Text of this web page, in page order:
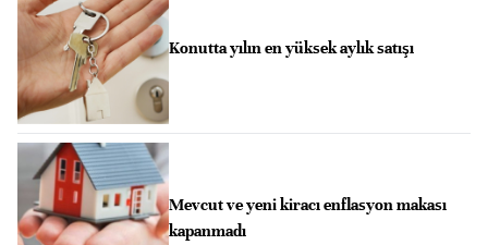
Konutta yılın en yüksek aylık satışı
Mevcut ve yeni kiracı enflasyon makası
kapanmadı